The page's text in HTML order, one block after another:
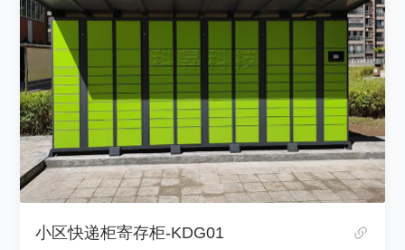
小区快递柜寄存柜-KDG01